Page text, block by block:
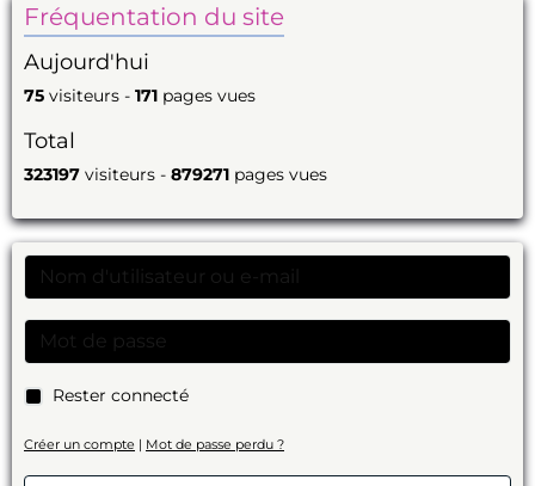
Fréquentation du site
Aujourd'hui
75 visiteurs - 171 pages vues
Total
323197 visiteurs - 879271 pages vues
Rester connecté
Créer un compte | Mot de passe perdu ?